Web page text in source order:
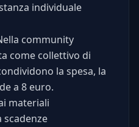
individuale
community
come collettivo di
la spesa, la
a 8 euro.
materiali
scadenze